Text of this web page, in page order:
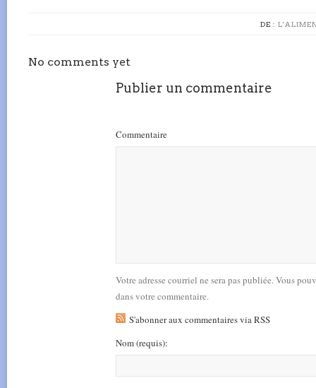
DE :
No comments yet
Publier un commentaire
Commentaire
Votre adresse courriel ne sera pas publiée. Vous
dans votre commentaire.
S'abonner aux commentaires via RSS
Nom(requis):